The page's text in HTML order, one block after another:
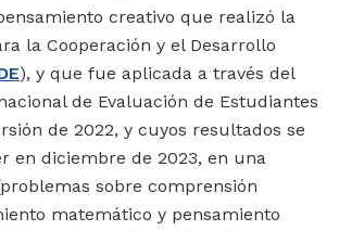
creativo que realizó la
la Cooperación y el Desarrollo
), y que fue aplicada a través del
de Evaluación de Estudiantes
de 2022, y cuyos resultados se
en diciembre de 2023, en una
sobre comprensión
matemático y pensamiento